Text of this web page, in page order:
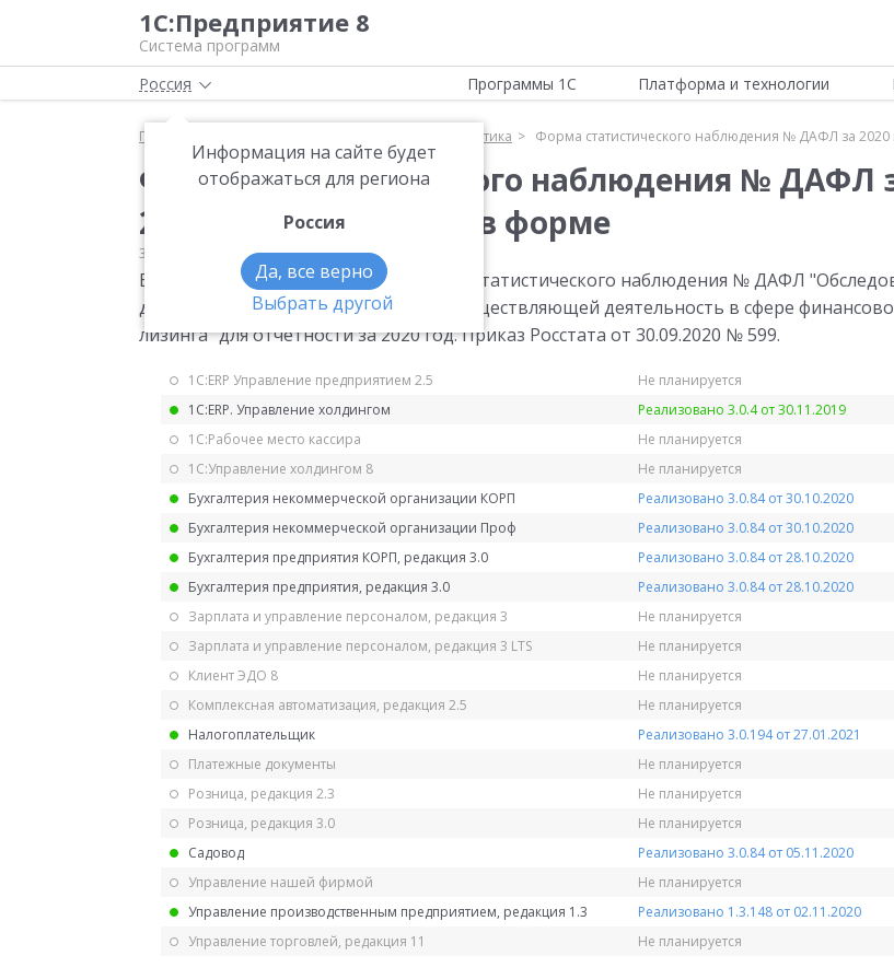
1С:Предприятие 8
Система программ
Россия
Информация на сайте будет
отображаться для региона
Россия
Да, все верно
Выбрать другой
Программы 1С Платформа и технологии
Главная Статистика Форма статистического наблюдения № ДАФЛ за
Форма статистического наблюдения № ДАФЛ
2020 год. Изменения в форме
30.09.2020 Статистика
Внесены изменения в годовую формк статистического наблюдения № ДАФЛ
деловой активности организации, осуществляющей деятельность в сфере
лизинга" для отчетности за 2020 год. Приказ Росстата от 30.09.2020 № 599.
1С:ERP Управление предприятием 2.5
Не планируется
1С:ERP. Управление холдингом
Реализовано 3.0.4 от 30.11.2019
1С:Рабочее место кассира
Не планируется
1С:Управление холдингом 8
Не планируется
Бухгалтерия некоммерческой организации КОРП
Реализовано 3.0.84 от 30.10.2020
Бухгалтерия некоммерческой организации Проф
Реализовано 3.0.84 от 30.10.2020
Бухгалтерия предприятия КОРП, редакция 3.0
Реализовано 3.0.84 от 28.10.2020
Бухгалтерия предприятия, редакция 3.0
Реализовано 3.0.84 от 28.10.2020
Зарплата и управление персоналом, редакция 3
Не планируется
Зарплата и управление персоналом, редакция 3 LTS
Не планируется
Клиент ЭДО 8
Не планируется
Комплексная автоматизация, редакция 2.5
Не планируется
Налогоплательщик
Реализовано 3.0.194 от 27.01.2021
Платежные документы
Не планируется
Розница, редакция 2.3
Не планируется
Розница, редакция 3.0
Не планируется
Садовод
Реализовано 3.0.84 от 05.11.2020
Управление нашей фирмой
Не планируется
Управление производственным предприятием, редакция 1.3
Реализовано 1.3.148 от 02.11.2020
Управление торговлей, редакция 11
Не планируется